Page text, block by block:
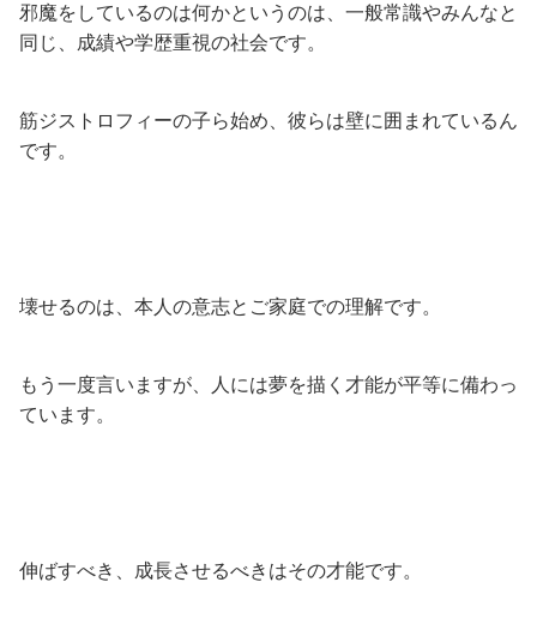
邪魔をしているのは何かというのは、一般常識やみんなと
同じ、成績や学歴重視の社会です。
筋ジストロフィーの子ら始め、彼らは壁に囲まれているん
です。
壊せるのは、本人の意志とご家庭での理解です。
もう一度言いますが、人には夢を描く才能が平等に備わっ
ています。
伸ばすべき、成長させるべきはその才能です。